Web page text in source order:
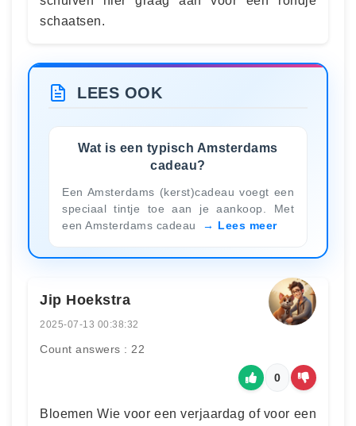
schaatsen.
LEES OOK
Wat is een typisch Amsterdams
cadeau?
Een Amsterdams (kerst)cadeau voegt een
speciaal tintje toe aan je aankoop. Met
een Amsterdams cadeau
Lees meer
Jip Hoekstra
2025-07-13 00:38:32
Count answers : 22
0
Bloemen Wie voor een verjaardag of voor een